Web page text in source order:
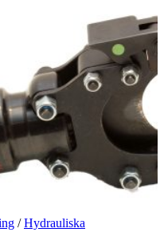
/Hydrauliska